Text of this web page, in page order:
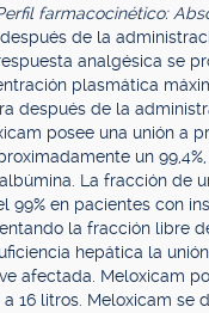
farmacocinético:
de la
analgésica se
plasmática
después de la
posee una unión a
un
La fracción de
99% en pacientes con
la fracción libre
hepática la
afectada. Meloxicam
16 litros. Meloxicam se